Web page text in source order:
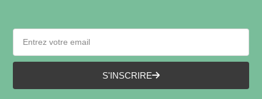
S'INSCRIRE